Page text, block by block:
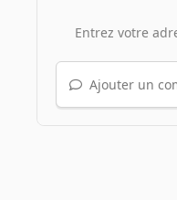
Ajouter un